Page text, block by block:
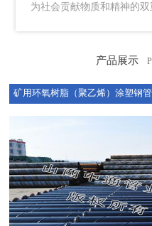
为社会贡献物质和精神的双
产品展示
矿用环氧树脂（聚乙烯）涂塑钢管